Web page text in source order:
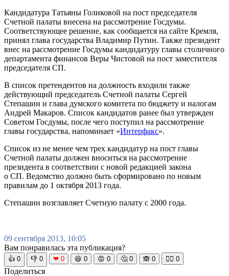
Кандидатура Татьяны Голиковой на пост председателя
Счетной палаты внесена на рассмотрение Госдумы.
Соответствующее решение, как сообщается на сайте Кремля,
принял глава государства Владимир Путин. Также президент
внес на рассмотрение Госдумы кандидатуру главы столичного
департамента финансов Веры Чистовой на пост заместителя
председателя СП.
В список претендентов на должность входили также
действующий председатель Счетной палаты Сергей
Степашин и глава думского комитета по бюджету и налогам
Андрей Макаров. Список кандидатов ранее был утвержден
Советом Госдумы, после чего поступил на рассмотрение
главы государства, напоминает «Интерфакс».
Список из не менее чем трех кандидатур на пост главы
Счетной палаты должен вноситься на рассмотрение
президента в соответствии с новой редакцией закона
о СП. Ведомство должно быть сформировано по новым
правилам до 1 октября 2013 года.
Степашин возглавляет Счетную палату с 2000 года.
09 сентября 2013, 10:05
Вам понравилась эта публикация?
👍 0 👎 0 ❤ 0 😆 0 😡 0 🤔 0 🙈 0 🧘‍♀️ 0
Поделиться